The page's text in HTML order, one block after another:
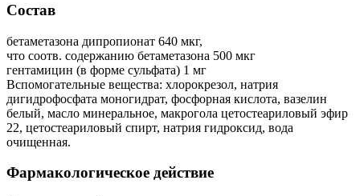
Состав
бетаметазона дипропионат 640 мкг,
что соотв. содержанию бетаметазона 500 мкг
гентамицин (в форме сульфата) 1 мг
Вспомогательные вещества: хлорокрезол, натрия
дигидрофосфата моногидрат, фосфорная кислота, вазелин
белый, масло минеральное, макрогола цетостеариловый эфир
22, цетостеариловый спирт, натрия гидроксид, вода
очищенная.
Фармакологическое действие